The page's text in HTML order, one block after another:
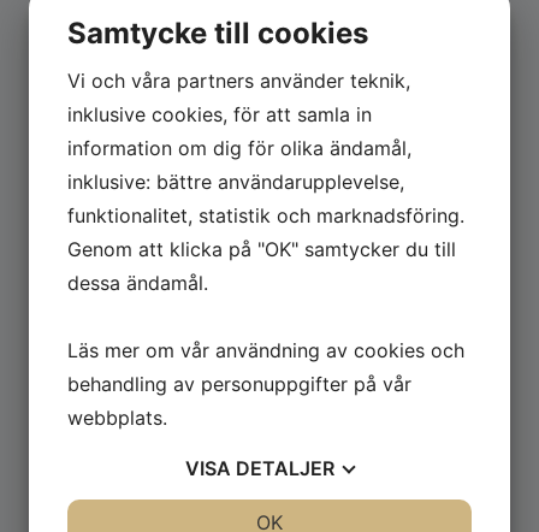
källarrenovering i Göteborg med omnejd.
Oavsett om det är källarrenovering eller
ombyggnation av källare så krävs det
noggrannhet och kompetens både i
utförandet och i val av material.
Renovering av tvättstuga
Renovering av tvättstuga kan omfattas av en
källarrenovering. Arbetet med att renovera en
Golvet i en tvättstuga skall tåla
vattenbelastning typ spolning. Byte till nya
tvättmaskiner, torktumlare, golvbrunnar, el
och vatteninstallationer, golv och väggar kan
bli aktuella vid renovering av tvättstuga.
Renovering av betongplatta
Samtycke till cookies
Vi och våra partners använder teknik,
inklusive cookies, för att samla in
information om dig för olika ändamål,
inklusive: bättre användarupplevelse,
funktionalitet, statistik och marknadsföring.
Genom att klicka på "OK" samtycker du till
dessa ändamål.
Läs mer om vår användning av cookies och
behandling av personuppgifter på vår
webbplats.
VISA DETALJER
OK